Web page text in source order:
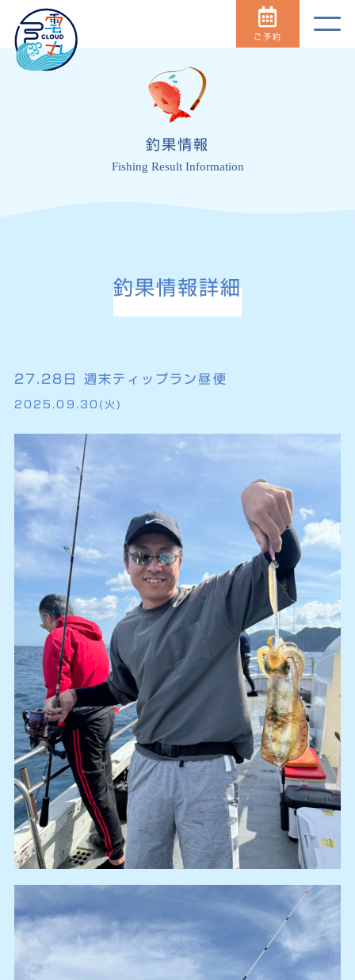
ご予約
釣果情報
Fishing Result Information
釣果情報詳細
27.28日 週末ティップラン昼便
2025.09.30(火)